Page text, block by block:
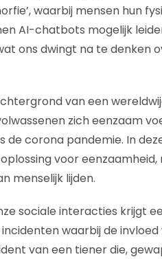
waarbij mensen hun
AI-chatbots mogelijk
ons dwingt na te denken
van een
zich eenzaam
de corona pandemie. In
voor eenzaamheid,
menselijk lijden.
sociale interacties krijgt
waarbij de invloed
van een tiener die,